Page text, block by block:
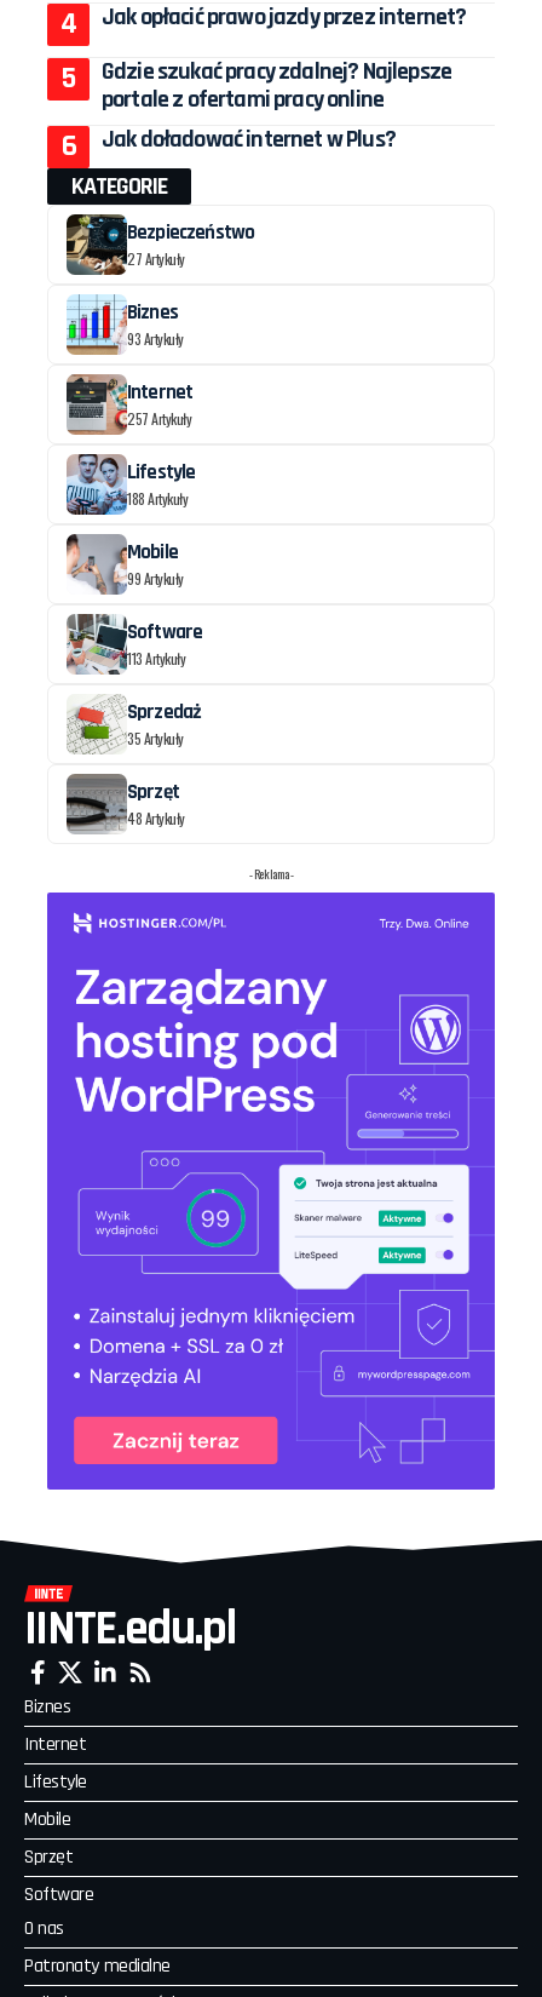
Jak opłacić prawo jazdy przez internet?
Gdzie szukać pracy zdalnej? Najlepsze
portale z ofertami pracy online
Jak doładować internet w Plus?
KATEGORIE
Bezpieczeństwo
27 Artykuły
Biznes
93 Artykuły
Internet
257 Artykuły
Lifestyle
188 Artykuły
Mobile
99 Artykuły
Software
113 Artykuły
Sprzedaż
35 Artykuły
Sprzęt
48 Artykuły
- Reklama -
IINTE.edu.pl
Biznes
Internet
Lifestyle
Mobile
Sprzęt
Software
O nas
Patronaty medialne